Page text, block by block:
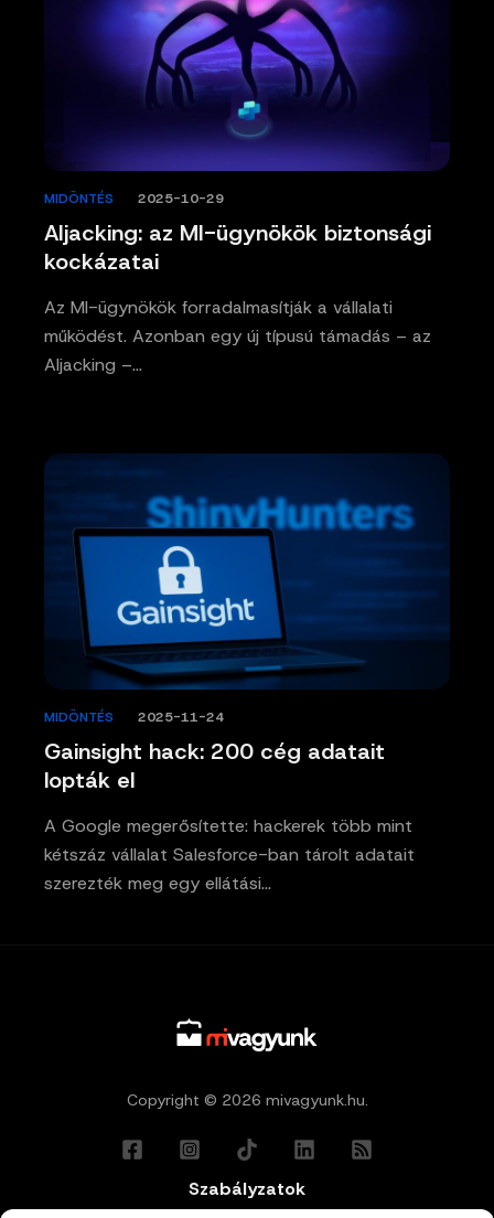
AIjacking: az MI-ügynökök biztonsági
kockázatai
MIDÖNTÉS 2025-10-29
Az MI-ügynökök forradalmasítják a vállalati
működést. Azonban egy új típusú támadás – az
AIjacking –…
Gainsight hack: 200 cég adatait
lopták el
MIDÖNTÉS 2025-11-24
A Google megerősítette: hackerek több mint
kétszáz vállalat Salesforce-ban tárolt adatait
szerezték meg egy ellátási…
Copyright © 2026 mivagyunk.hu.
Szabályzatok